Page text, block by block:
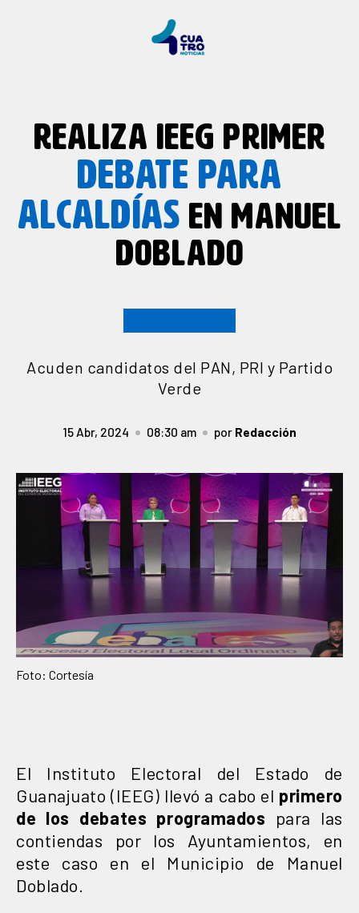
REALIZA IEEG PRIMER
DEBATE PARA
ALCALDÍAS EN MANUEL
DOBLADO
Acuden candidatos del PAN, PRI y Partido
Verde
15 Abr, 2024 08:30 am por Redacción
Foto: Cortesía
El Instituto Electoral del Estado de
Guanajuato (IEEG) llevó a cabo el primero
de los debates programados para las
contiendas por los Ayuntamientos, en
este caso en el Municipio de Manuel
Doblado.